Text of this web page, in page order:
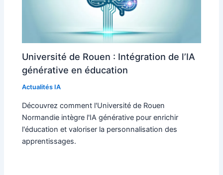
Université de Rouen : Intégration de l’IA
générative en éducation
Actualités IA
Découvrez comment l'Université de Rouen
Normandie intègre l'IA générative pour enrichir
l'éducation et valoriser la personnalisation des
apprentissages.